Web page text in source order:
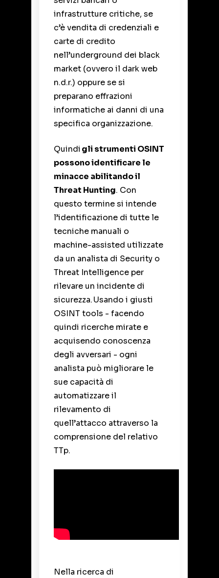
infrastrutture critiche, se
c’è vendita di credenziali e
carte di credito
nell’underground dei black
market (ovvero il dark web
n.d.r.) oppure se si
preparano effrazioni
informatiche ai danni di una
specifica organizzazione.
Quindi gli strumenti OSINT
possono identificare le
minacce abilitando il
Threat Hunting. Con
questo termine si intende
l’identificazione di tutte le
tecniche manuali o
machine-assisted utilizzate
da un analista di Security o
Threat Intelligence per
rilevare un incidente di
sicurezza. Usando i giusti
OSINT tools - facendo
quindi ricerche mirate e
acquisendo conoscenza
degli avversari - ogni
analista può migliorare le
sue capacità di
automatizzare il
rilevamento di
quell’attacco attraverso la
comprensione del relativo
TTp.
Nella ricerca di